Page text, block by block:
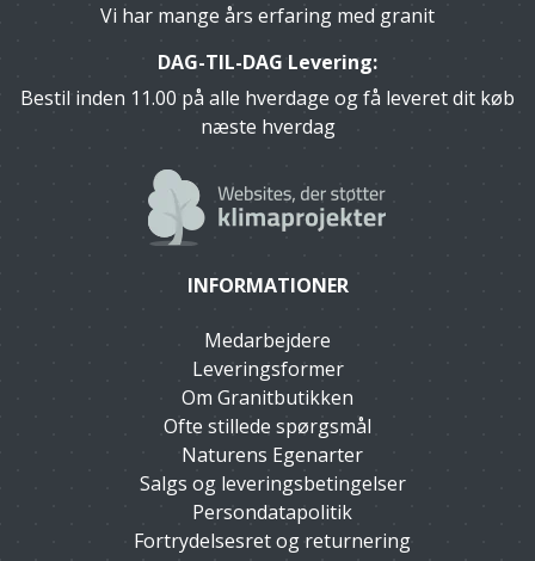
Vi har mange års erfaring med granit
DAG-TIL-DAG Levering:
Bestil inden 11.00 på alle hverdage og få leveret dit køb
næste hverdag
INFORMATIONER
Medarbejdere
Leveringsformer
Om Granitbutikken
Ofte stillede spørgsmål
Naturens Egenarter
Salgs og leveringsbetingelser
Persondatapolitik
Fortrydelsesret og returnering